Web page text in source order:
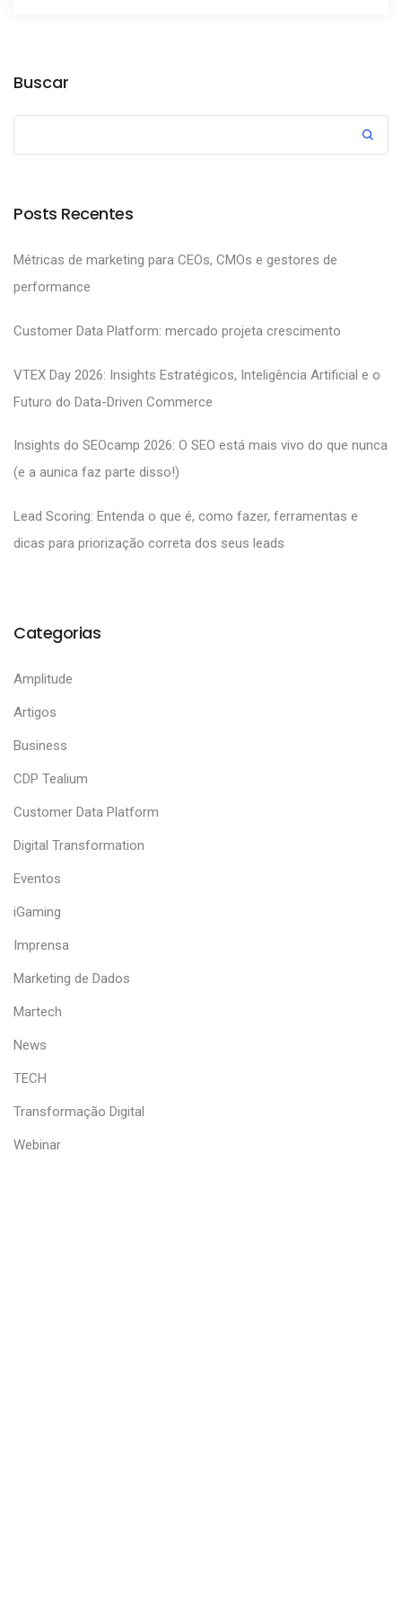
Buscar
Posts Recentes
Métricas de marketing para CEOs, CMOs e gestores de
performance
Customer Data Platform: mercado projeta crescimento
VTEX Day 2026: Insights Estratégicos, Inteligência Artificial e o
Futuro do Data-Driven Commerce
Insights do SEOcamp 2026: O SEO está mais vivo do que nunca
(e a aunica faz parte disso!)
Lead Scoring: Entenda o que é, como fazer, ferramentas e
dicas para priorização correta dos seus leads
Categorias
Amplitude
Artigos
Business
CDP Tealium
Customer Data Platform
Digital Transformation
Eventos
iGaming
Imprensa
Marketing de Dados
Martech
News
TECH
Transformação Digital
Webinar